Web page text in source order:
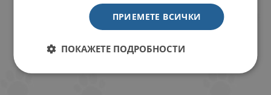
ПРИЕМЕТЕ ВСИЧКИ
ПОКАЖЕТЕ ПОДРОБНОСТИ